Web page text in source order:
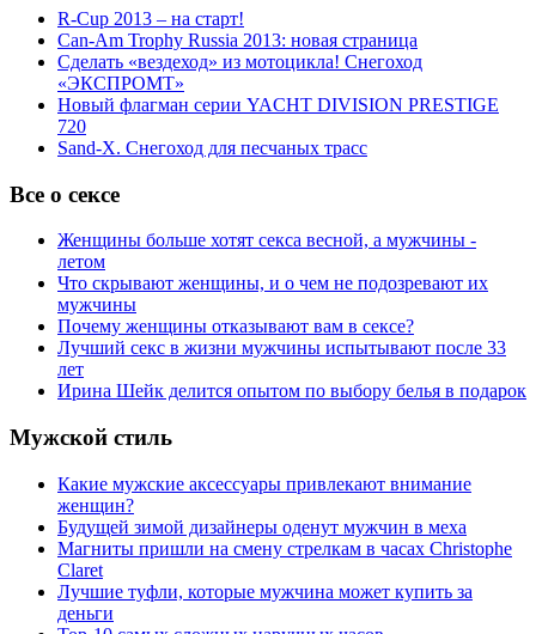
R-Cup 2013 – на старт!
Can-Am Trophy Russia 2013: новая страница
Сделать «вездеход» из мотоцикла! Снегоход
«ЭКСПРОМТ»
Новый флагман серии YACHT DIVISION PRESTIGE
720
Sand-X. Снегоход для песчаных трасс
Все о сексе
Женщины больше хотят секса весной, а мужчины -
летом
Что скрывают женщины, и о чем не подозревают их
мужчины
Почему женщины отказывают вам в сексе?
Лучший секс в жизни мужчины испытывают после 33
лет
Ирина Шейк делится опытом по выбору белья в подарок
Мужской стиль
Какие мужские аксессуары привлекают внимание
женщин?
Будущей зимой дизайнеры оденут мужчин в меха
Магниты пришли на смену стрелкам в часах Christophe
Claret
Лучшие туфли, которые мужчина может купить за
деньги